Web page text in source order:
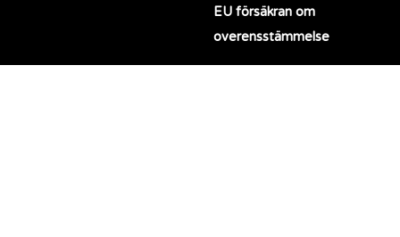
EU försäkran om
overensstämmelse